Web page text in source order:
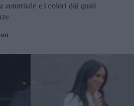
autunnale e i colori dai quali